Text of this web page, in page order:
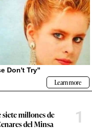
millones de
del Minsa
1